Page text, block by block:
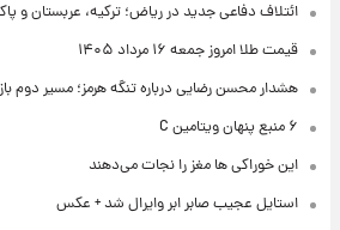
ائتلاف دفاعی جدید در ریاض؛ ترکیه، عربستان و
قیمت طلا امروز جمعه ۱۶ مرداد ۱۴۰۵
هشدار محسن رضایی درباره تنگه هرمز؛ مسیر دوم
۶ منبع پنهان ویتامین C
این خوراکی ها مغز را نجات می‌دهند
استایل عجیب صابر ابر وایرال شد + عکس